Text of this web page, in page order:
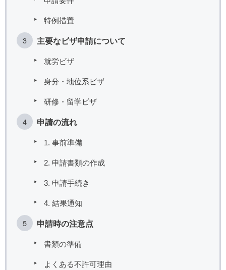
特例措置
主要なビザ申請について
就労ビザ
身分・地位系ビザ
研修・留学ビザ
申請の流れ
1. 事前準備
2. 申請書類の作成
3. 申請手続き
4. 結果通知
申請時の注意点
書類の準備
よくある不許可理由